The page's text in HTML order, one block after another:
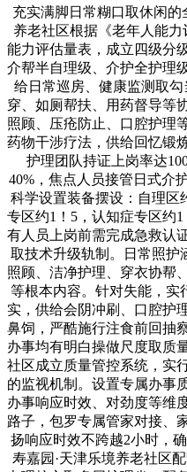
充实满脚日常糊口取休闲的
养老社区根据《老年人能
能力评估量表，成立四级分
介帮半自理级、介护全护理
给日常巡房、健康监测取勾
穿、如厕帮扶、用药督导等
照顾、压疮防止、口腔护理
药物干涉疗法，供给回忆锻
护理团队持证上岗率达
40%，焦点人员接管日式介
科学设置装备摆设：自理区
专区约1！5，认知症专区约
有人员上岗前需完成急救认
取技术升级轨制。日常照护
照顾、洁净护理、穿衣协帮
等根本内容。针对失能，实
实，供给会阴冲刷、口腔护
鼻饲，严酷施行注食前回抽
办事均有明白操做尺度取质
社区成立质量管控系统，实
的监视机制。设置专属办事
办事响应时效、对劲度等维
路子，包罗专属管家对接、
扬响应时效不跨越2小时，
寿嘉园·天津乐境养老社区